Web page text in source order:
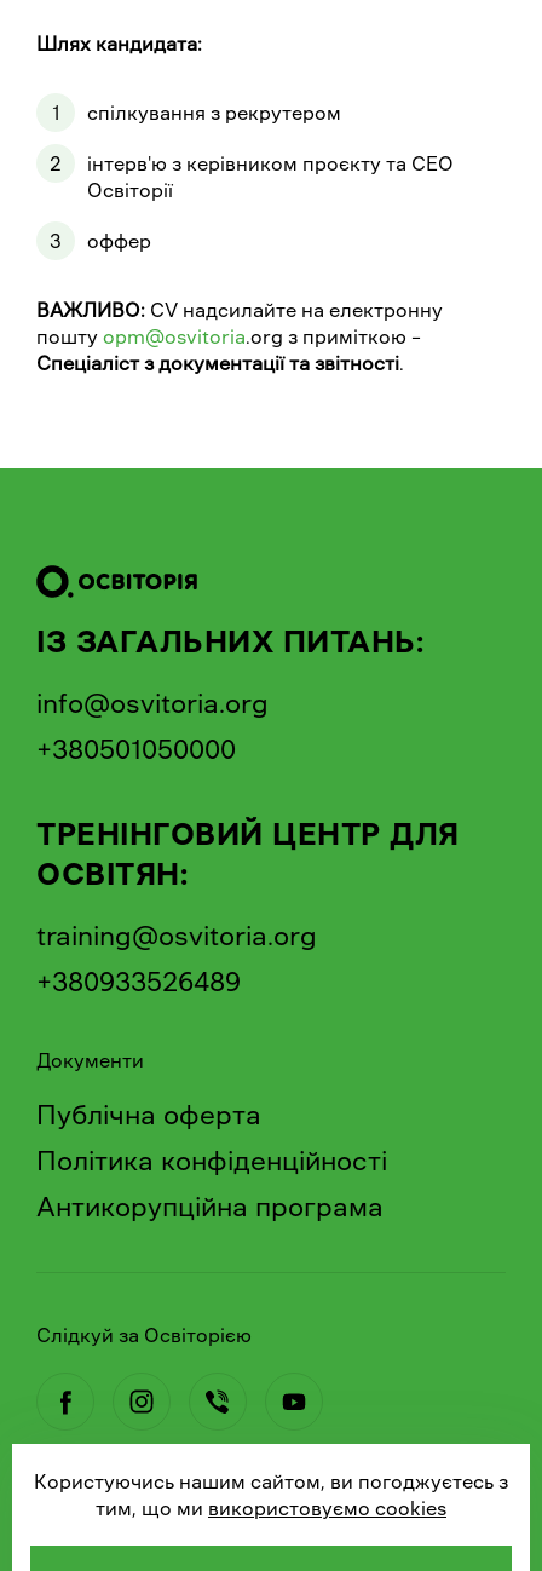
Шлях кандидата:
спілкування з рекрутером
інтерв'ю з керівником проєкту та CEO
Освіторії
оффер
ВАЖЛИВО: CV надсилайте на електронну
пошту opm@osvitoria .org з приміткою –
Спеціаліст з документації та звітності
ІЗ ЗАГАЛЬНИХ ПИТАНЬ:
info@osvitoria.org
+380501050000
ТРЕНІНГОВИЙ ЦЕНТР ДЛЯ
ОСВІТЯН:
training@osvitoria.org
+380933526489
Документи
Публічна оферта
Політика конфіденційності
Антикорупційна програма
Слідкуй за Освіторією
© 2026 Освіторія
Користуючись нашим сайтом, ви погоджуєтесь з
тим, що ми використовуємо cookies